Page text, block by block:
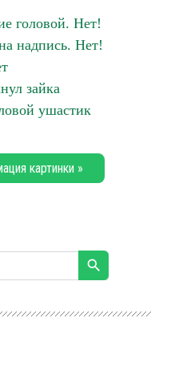
головой. Нет!
надпись. Нет!
зайка
ушастик
картинки »